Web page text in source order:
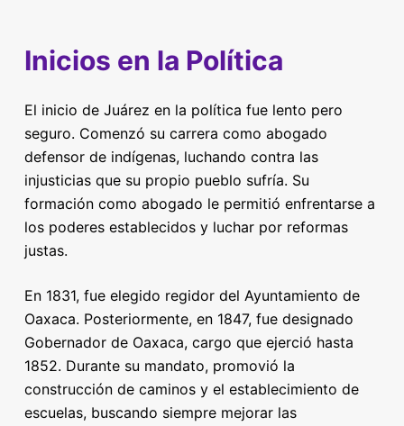
Inicios en la Política
El inicio de Juárez en la política fue lento pero
seguro. Comenzó su carrera como abogado
defensor de indígenas, luchando contra las
injusticias que su propio pueblo sufría. Su
formación como abogado le permitió enfrentarse a
los poderes establecidos y luchar por reformas
justas.
En 1831, fue elegido regidor del Ayuntamiento de
Oaxaca. Posteriormente, en 1847, fue designado
Gobernador de Oaxaca, cargo que ejerció hasta
1852. Durante su mandato, promovió la
construcción de caminos y el establecimiento de
escuelas, buscando siempre mejorar las